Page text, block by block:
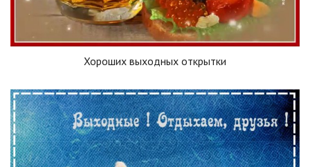
Хороших выходных открытки